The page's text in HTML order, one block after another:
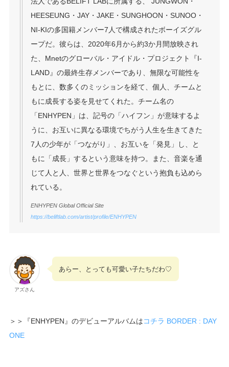
HEESEUNG・JAY・JAKE・SUNGHOON・SUNOO・
NI-KIの多国籍メンバー7人で構成されたボーイズグル
ープだ。彼らは、2020年6月から約3か月間放映され
た、Mnetのグローバル・アイドル・プロジェクト『I-
LAND』の最終生存メンバーであり、無限な可能性を
もとに、数多くのミッションを経て、個人、チームと
もに成長する姿を見せてくれた。チーム名の
「ENHYPEN」は、記号の「ハイフン」が意味するよ
うに、お互いに異なる環境でちがう人生を生きてきた
7人の少年が「つながり」、お互いを「発見」し、と
もに「成長」するという意味を持つ。また、音楽を通
じて人と人、世界と世界をつなぐという抱負も込めら
れている。
ENHYPEN Global Official Site
https://beliftlab.com/artist/profile/ENHYPEN
アズさん
あらー、とっても可愛い子たちだわ♡
＞＞『ENHYPEN』のデビューアルバムはコチラ BORDER : DAY
ONE